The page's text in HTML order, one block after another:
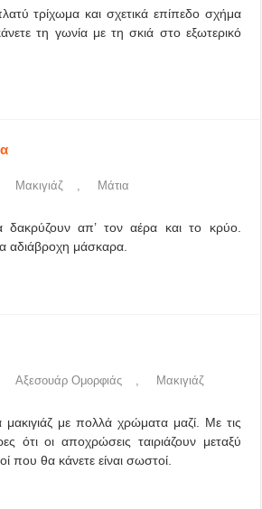
τρίχωμα και σχετικά επίπεδο σχήμα
τη γωνία με τη σκιά στο εξωτερικό
Μακιγιάζ , Μάτια
δακρύζουν απ’ τον αέρα και το κρύο.
αδιάβροχη μάσκαρα.
Αξεσουάρ Ομορφιάς , Μακιγιάζ
με πολλά χρώματα μαζί. Με τις
ότι οι αποχρώσεις ταιριάζουν μεταξύ
που θα κάνετε είναι σωστοί.